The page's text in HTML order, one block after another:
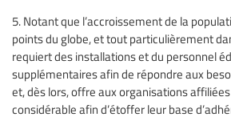
5. Notant que l’accroissement de la
points du globe, et tout particulièrement
requiert des installations et du personnel
supplémentaires afin de répondre aux
et, dès lors, offre aux organisations affiliées
considérable afin d’étoffer leur base